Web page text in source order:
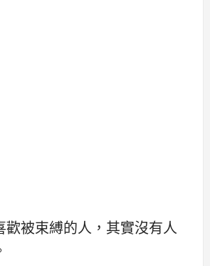
歡被束縛的人，其實沒有人